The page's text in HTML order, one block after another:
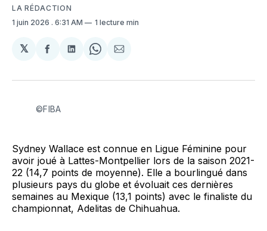
LA RÉDACTION
1 juin 2026 . 6:31 AM 1 lecture min
𝕏
Partager
Facebook
Partager
LinkedIn
Share
WhatsApp
Partager
Courriel
©FIBA
Sydney Wallace est connue en Ligue Féminine pour
avoir joué à Lattes-Montpellier lors de la saison 2021-
22 (14,7 points de moyenne). Elle a bourlingué dans
plusieurs pays du globe et évoluait ces dernières
semaines au Mexique (13,1 points) avec le finaliste du
championnat, Adelitas de Chihuahua.